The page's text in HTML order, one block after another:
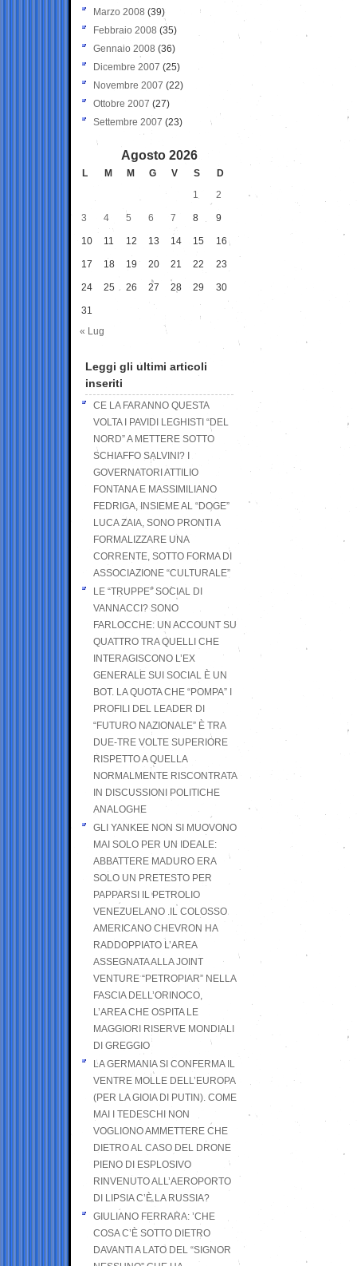
Marzo 2008 (39)
Febbraio 2008 (35)
Gennaio 2008 (36)
Dicembre 2007 (25)
Novembre 2007 (22)
Ottobre 2007 (27)
Settembre 2007 (23)
Agosto 2026
L M M G V S
D
1
2
3 4 5 6 7 8 9
10 11 12 13 14 15 16
17 18 19 20 21 22 23
24 25 26 27 28 29 30
31
« Lug
Leggi gli ultimi articoli
inseriti
CE LA FARANNO QUESTA
VOLTA I PAVIDI LEGHISTI “DEL
NORD” A METTERE SOTTO
SCHIAFFO SALVINI? I
GOVERNATORI ATTILIO
FONTANA E MASSIMILIANO
FEDRIGA, INSIEME AL “DOGE”
LUCA ZAIA, SONO PRONTI A
FORMALIZZARE UNA
CORRENTE, SOTTO FORMA DI
ASSOCIAZIONE “CULTURALE”
LE “TRUPPE” SOCIAL DI
VANNACCI? SONO
FARLOCCHE: UN ACCOUNT SU
QUATTRO TRA QUELLI CHE
INTERAGISCONO L’EX
GENERALE SUI SOCIAL È UN
BOT. LA QUOTA CHE “POMPA” I
PROFILI DEL LEADER DI
“FUTURO NAZIONALE” È TRA
DUE-TRE VOLTE SUPERIORE
RISPETTO A QUELLA
NORMALMENTE RISCONTRATA
IN DISCUSSIONI POLITICHE
ANALOGHE
GLI YANKEE NON SI MUOVONO
MAI SOLO PER UN IDEALE:
ABBATTERE MADURO ERA
SOLO UN PRETESTO PER
PAPPARSI IL PETROLIO
VENEZUELANO .IL COLOSSO
AMERICANO CHEVRON HA
RADDOPPIATO L’AREA
ASSEGNATA ALLA JOINT
VENTURE “PETROPIAR” NELLA
FASCIA DELL’ORINOCO,
L’AREA CHE OSPITA LE
MAGGIORI RISERVE MONDIALI
DI GREGGIO
LA GERMANIA SI CONFERMA IL
VENTRE MOLLE DELL’EUROPA
(PER LA GIOIA DI PUTIN). COME
MAI I TEDESCHI NON
VOGLIONO AMMETTERE CHE
DIETRO AL CASO DEL DRONE
PIENO DI ESPLOSIVO
RINVENUTO ALL’AEROPORTO
DI LIPSIA C’È LA RUSSIA?
GIULIANO FERRARA: ’CHE
COSA C’È SOTTO DIETRO
DAVANTI A LATO DEL “SIGNOR